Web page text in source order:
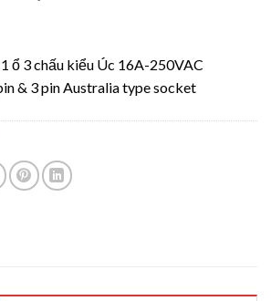
ổ 3 chấu kiểu Úc 16A-250VAC
& 3 pin Australia type socket